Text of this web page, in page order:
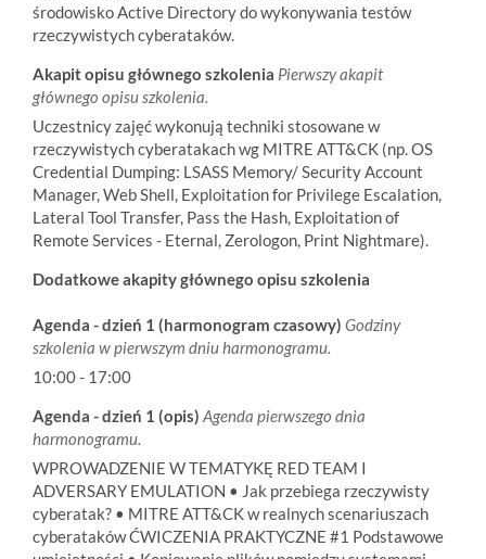
środowisko Active Directory do wykonywania testów
rzeczywistych cyberataków.
Akapit opisu głównego szkolenia Pierwszy akapit
głównego opisu szkolenia.
Uczestnicy zajęć wykonują techniki stosowane w
rzeczywistych cyberatakach wg MITRE ATT&CK (np. OS
Credential Dumping: LSASS Memory/ Security Account
Manager, Web Shell, Exploitation for Privilege Escalation,
Lateral Tool Transfer, Pass the Hash, Exploitation of
Remote Services - Eternal, Zerologon, Print Nightmare).
Dodatkowe akapity głównego opisu szkolenia
Agenda - dzień 1 (harmonogram czasowy) Godziny
szkolenia w pierwszym dniu harmonogramu.
10:00 - 17:00
Agenda - dzień 1 (opis) Agenda pierwszego dnia
harmonogramu.
WPROWADZENIE W TEMATYKĘ RED TEAM I
ADVERSARY EMULATION • Jak przebiega rzeczywisty
cyberatak? • MITRE ATT&CK w realnych scenariuszach
cyberataków ĆWICZENIA PRAKTYCZNE #1 Podstawowe